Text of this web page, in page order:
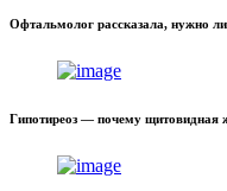
Офтальмолог рассказала, нужно
Гипотиреоз — почему щитовидная